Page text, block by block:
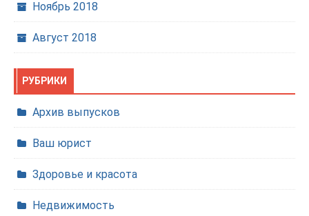
Ноябрь 2018
Август 2018
РУБРИКИ
Архив выпусков
Ваш юрист
Здоровье и красота
Недвижимость